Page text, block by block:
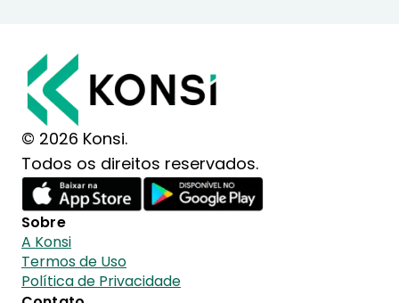
© 2026 Konsi.
Todos os direitos reservados.
Sobre
A Konsi
Termos de Uso
Política de Privacidade